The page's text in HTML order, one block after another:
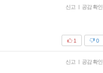
신고 | 공감 확인
0
1
신고 | 공감 확인